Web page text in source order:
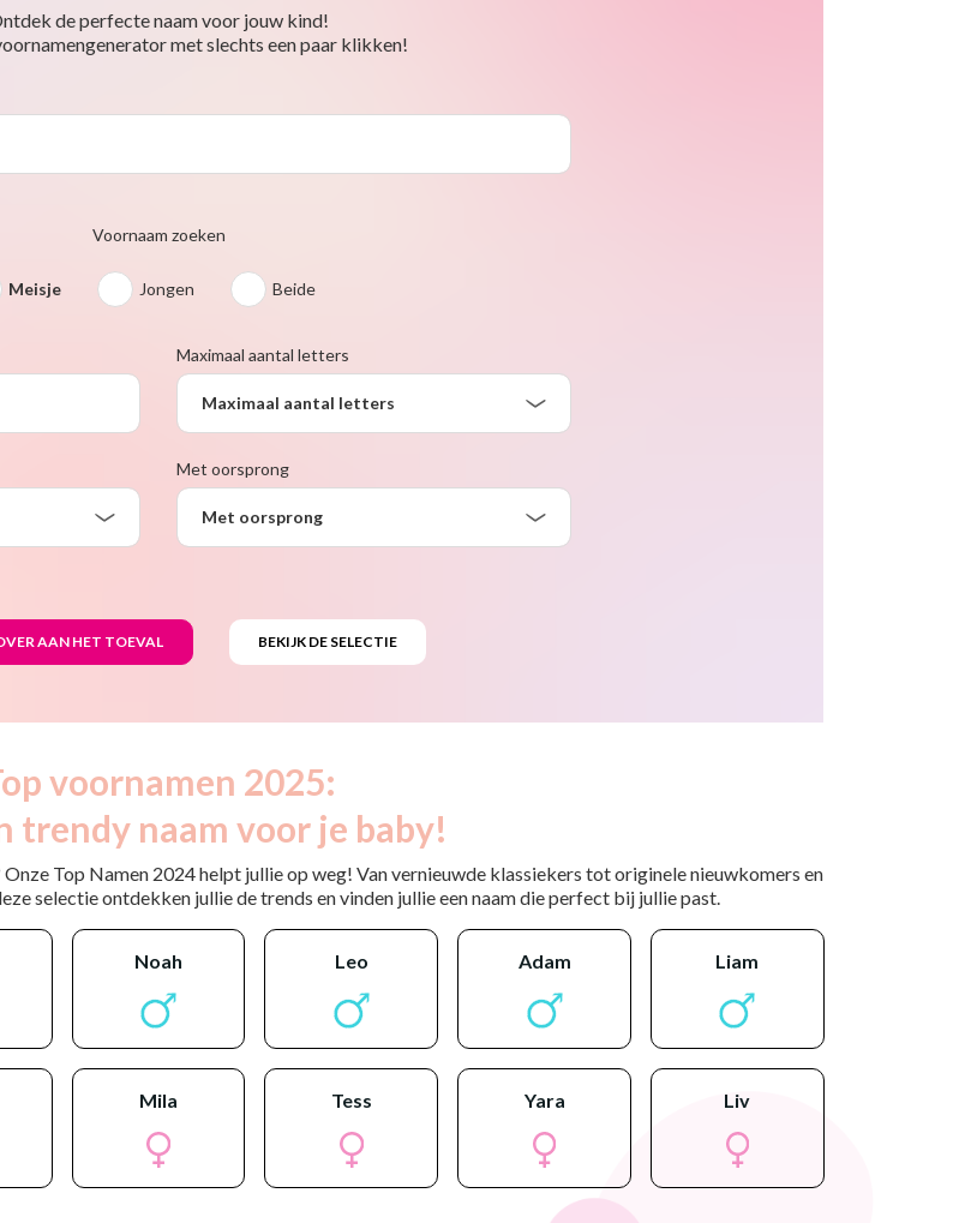
de perfecte naam voor jouw kind!
met slechts een paar klikken!
Voornaam zoeken
Meisje Jongen Beide
Maximaal aantal letters
Maximaal aantal letters
Met oorsprong
Met oorsprong
voornamen 2025:
trendy naam voor je baby!
Top Namen 2024 helpt jullie op weg! Van vernieuwde klassiekers tot originele nieuwkomers en
selectie ontdekken jullie de trends en vinden jullie een naam die perfect bij jullie past.
noah leo adam liam
mila tess yara liv